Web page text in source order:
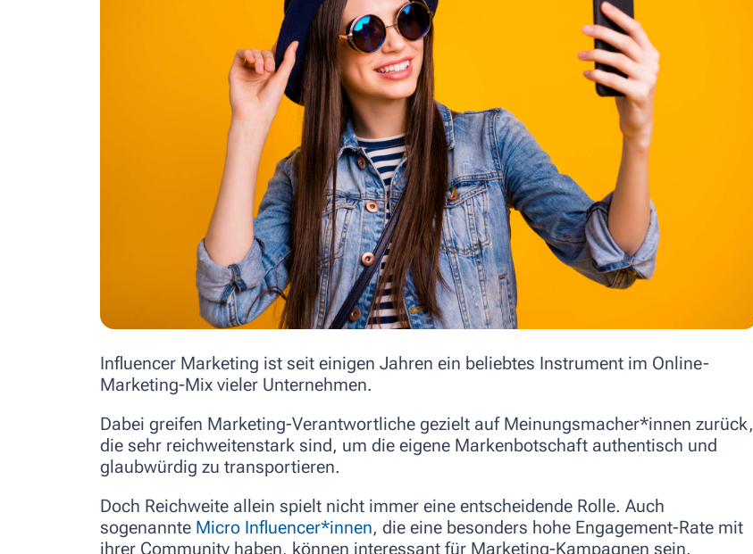
Influencer Marketing ist seit einigen Jahren ein beliebtes Instrument im Online-
Marketing-Mix vieler Unternehmen.
Dabei greifen Marketing-Verantwortliche gezielt auf Meinungsmacher*innen zurück,
die sehr reichweitenstark sind, um die eigene Markenbotschaft authentisch und
glaubwürdig zu transportieren.
Doch Reichweite allein spielt nicht immer eine entscheidende Rolle. Auch
sogenannte Micro Influencer*innen, die eine besonders hohe Engagement-Rate mit
ihrer Community haben, können interessant für Marketing-Kampagnen sein.